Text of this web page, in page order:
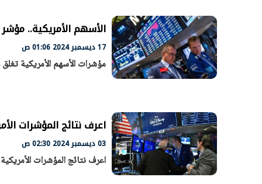
الأسهم الأمريكية.. مؤشر
17 ديسمبر 2024 01:06 ص
مؤشرات الأسهم الأمريكية
اعرف نتائج المؤشرات
03 ديسمبر 2024 02:30 ص
اعرف نتائج المؤشرات
استمرار الأزمة في الشرق الأوسط
30 مارس 2026 05:06 م سكنية